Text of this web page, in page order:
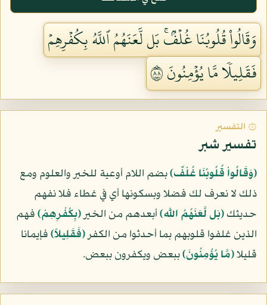
وَقَالُواْ قُلُوبُنَا غُلۡفُۢۚ بَل لَّعَنَهُمُ ٱللَّهُ بِكُفۡرِهِمۡ
فَقَلِيلٗا مَّا يُؤۡمِنُونَ ٨٨
۞ التفسير
تفسير شبر
﴿وَقَالُواْ قُلُوبُنَا غُلْفٌ﴾بضم اللام أوعية للخير والعلوم ومع
ذلك لا نعرف لك فضلا وبسكونها أي في غطاء فلا نفهم
حديثك﴿بَل لَّعَنَهُمُ اللَّه﴾أبعدهم من الخير﴿بِكُفْرِهِمْ﴾فهم
الذين غلفوا قلوبهم بما أحدثوا من الكفر﴿فَقَلِيلاً﴾فإيمانا
قليلا﴿مَّا يُؤْمِنُونَ﴾ببعض ويكفرون ببعض.